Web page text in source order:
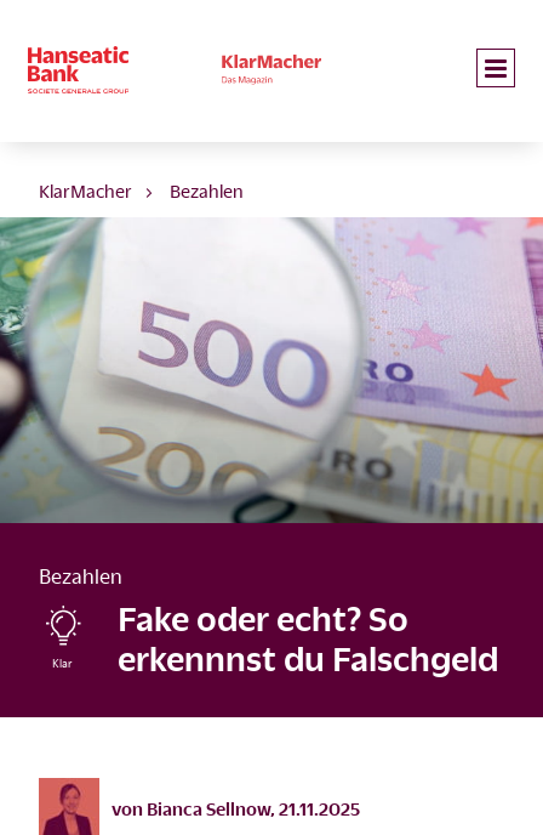
KlarMacher Bezahlen
Bezahlen
Fake oder echt? So
erkennnst du Falschgeld
von Bianca Sellnow, 21.11.2025